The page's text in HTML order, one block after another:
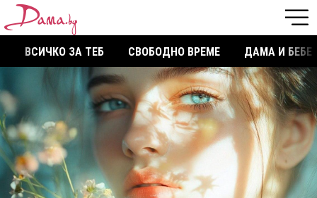
ВСИЧКО ЗА ТЕБ СВОБОДНО ВРЕМЕ ДАМА И БЕБЕ